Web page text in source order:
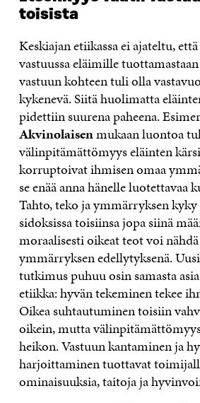
toisista
Keskiajan etiikassa ei ajateltu,
vastuussa eläimille
vastuun kohteen tuli olla
kykenevä. Siitä huolimatta
pidettiin suurena paheena.
Akvinolaisenmukaan luontoa
välinpitämättömyys eläinten
korruptoivat ihmisen omaa
se enää anna hänelle luotettavaa
Tahto, teko ja ymmärryksen
sidoksissa toisiinsa jopa siinä
moraalisesti oikeat teot voi
ymmärryksen edellytyksenä.
tutkimus puhuu osin samasta
etiikka: hyvän tekeminen tekee
Oikea suhtautuminen toisiin
oikein, mutta
heikon. Vastuun kantaminen ja
harjoittaminen tuottavat
ominaisuuksia, taitoja ja